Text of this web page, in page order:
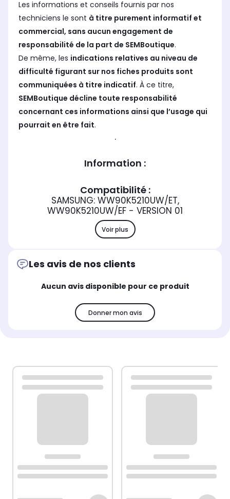
Les informations et conseils fournis par nos
techniciens le sont à titre purement informatif et
commercial, sans aucun engagement de
responsabilité de la part de SEMBoutique.
De même, les indications relatives au niveau de
difficulté figurant sur nos fiches produits sont
communiquées à titre indicatif. À ce titre,
SEMBoutique décline toute responsabilité
concernant ces informations ainsi que l’usage qui
pourrait en être fait.
.
Information :
Compatibilité :
SAMSUNG: WW90K5210UW/ET,
WW90K5210UW/EF - VERSION 01
Voir plus
Les avis de nos clients
Aucun avis disponible pour ce produit
Donner mon avis